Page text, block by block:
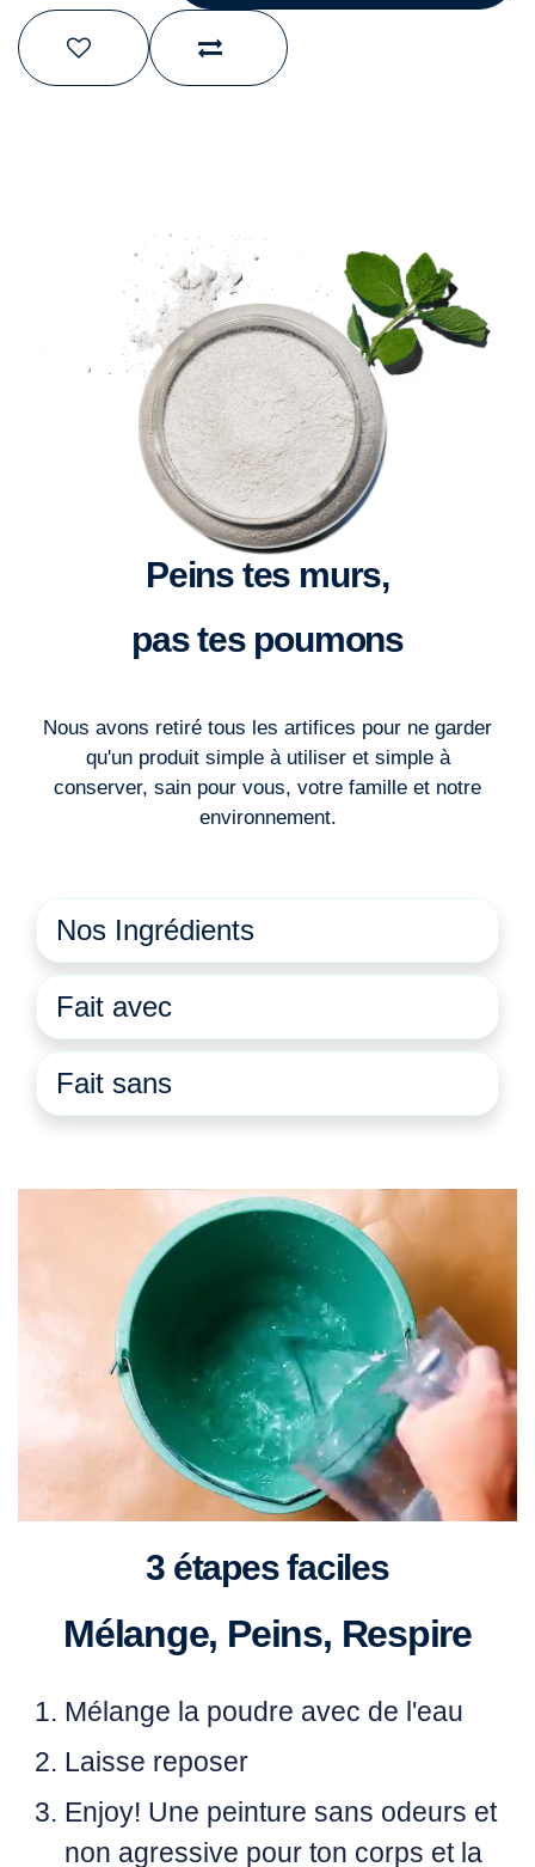
Peins tes murs,
pas tes poumons
Nous avons retiré tous les artifices pour ne garder
qu'un produit simple à utiliser et simple à
conserver, sain pour vous, votre famille et notre
environnement.
Nos Ingrédients
Fait avec
Fait sans
3 étapes faciles
Mélange, Peins, Respire
Mélange la poudre avec de l'eau
Laisse reposer
Enjoy! Une peinture sans odeurs et
non agressive pour ton corps et la